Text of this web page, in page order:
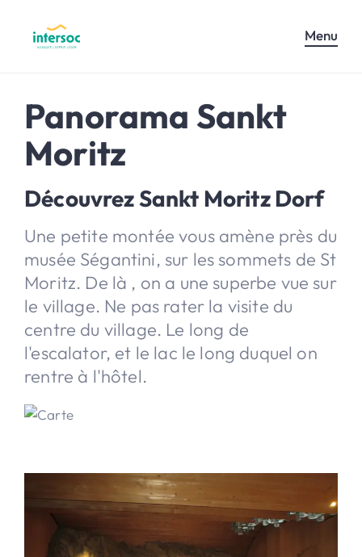
Menu
Panorama Sankt
Moritz
Découvrez Sankt Moritz Dorf
Une petite montée vous amène près du
musée Ségantini, sur les sommets de St
Moritz. De là , on a une superbe vue sur
le village. Ne pas rater la visite du
centre du village. Le long de
l'escalator, et le lac le long duquel on
rentre à l'hôtel.